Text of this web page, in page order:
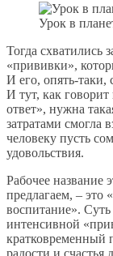
Урок в
Тогда схватились
«прививки»,
И его, опять-таки,
И тут, как
ответ», нужна
затратами смогла
человеку пусть
удовольствия.
Рабочее название
предлагаем, – это
воспитание».
интенсивной
кратковременный